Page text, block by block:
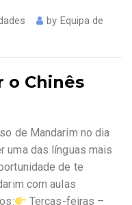
by Equipa de
o Chinês
de Mandarim no dia
uma das línguas mais
de te
com aulas
Terças-feiras –